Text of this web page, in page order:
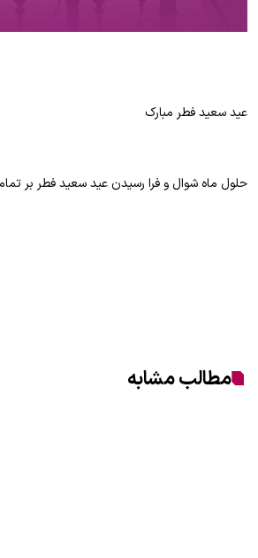
عید سعید فطر مبارک
حلول ماه شوال و فرا رسیدن عید سعید فطر بر
مطالب مشابه